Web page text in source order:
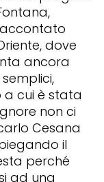
dove
ancora
cui è stata
non ci
Cesana
il
perché
ad una